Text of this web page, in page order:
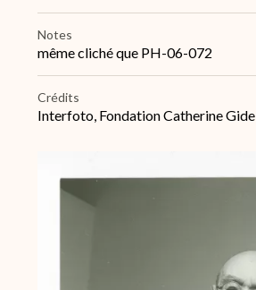
Notes
même cliché que PH-06-072
Crédits
Interfoto, Fondation Catherine Gide